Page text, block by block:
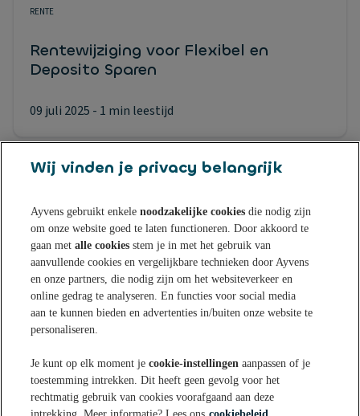
RENTE
Rentewijziging voor Flexibel en
Deposito Sparen
09 juli 2025 - 1 min leestijd
Sparen bij Ayvens Bank
Onze Online Spaarrekening
Onze Spaarvormen
Onze Sparen App
Actuele rentestanden
Tips & Inspiratie
Nieuws
Aanmelden nieuwsbrief
Over ons
Klantenservice
Wij vinden je privacy belangrijk
Ayvens gebruikt enkelenoodzakelijke cookies die nodig zijn
om onze website goed te laten functioneren. Door akkoord te
gaan metalle cookies stem je in met het gebruik van
aanvullende cookies en vergelijkbare technieken door Ayvens
en onze partners, die nodig zijn om het websiteverkeer en
online gedrag te analyseren. En functies voor social media
aan te kunnen bieden en advertenties in/buiten onze website te
personaliseren.
Je kunt op elk moment jecookie-instellingen aanpassen of je
toestemming intrekken. Dit heeft geen gevolg voor het
rechtmatig gebruik van cookies voorafgaand aan deze